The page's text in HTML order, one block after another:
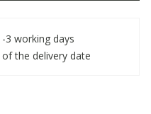
3 working days
the delivery date